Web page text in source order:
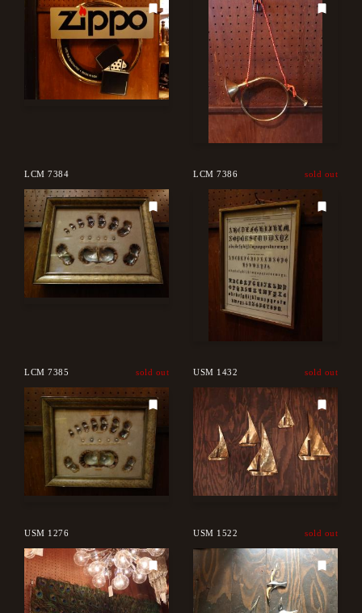
LCM 7384 LCM 7386 sold out
LCM 7385 sold out USM 1432 sold out
USM 1276 USM 1522 sold out